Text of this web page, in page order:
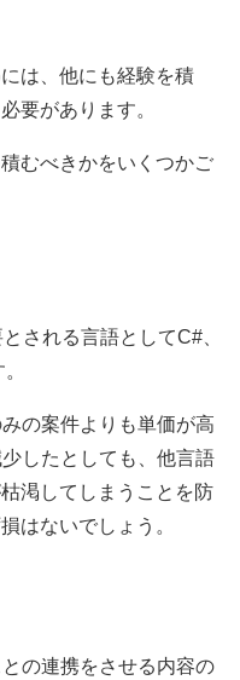
は、他にも経験を積
要があります。
むべきかをいくつかご
とされる言語としてC#
の案件よりも単価が高
したとしても、他言語
渇してしまうことを防
はないでしょう。
の連携をさせる内容の